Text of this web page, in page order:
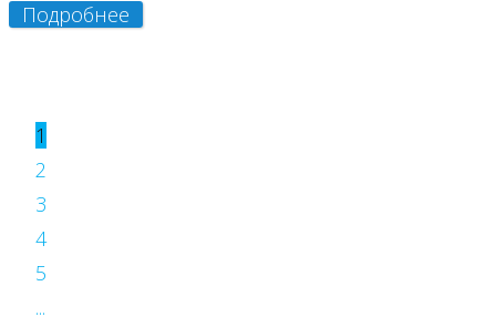
Подробнее
1
2
3
4
5
...